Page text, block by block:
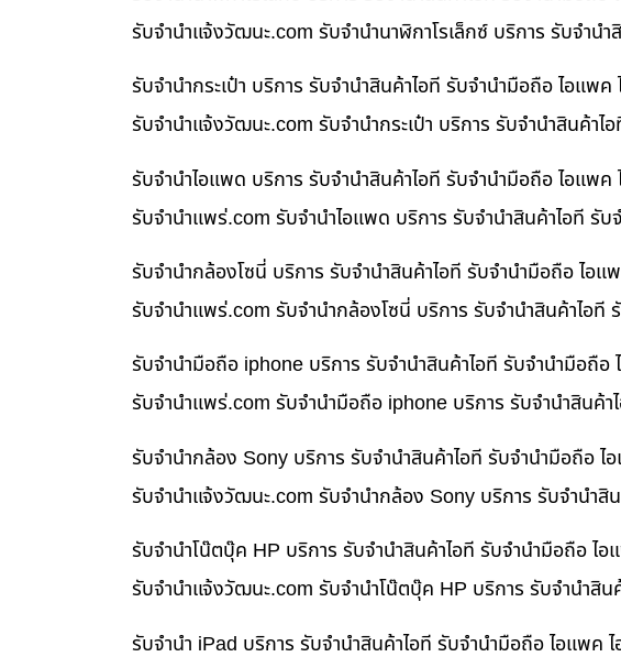
รับจํานําแจ้งวัฒนะ.com รับจำนำนาฬิกาโรเล็กซ์ บริการ รับจำน
รับจำนำกระเป๋า บริการ รับจำนำสินค้าไอที รับจำนำมือถือ ไอแพ
รับจํานําแจ้งวัฒนะ.com รับจำนำกระเป๋า บริการ รับจำนำสินค้า
รับจำนำไอแพด บริการ รับจำนำสินค้าไอที รับจำนำมือถือ ไอแพ
รับจํานําแพร่.com รับจำนำไอแพด บริการ รับจำนำสินค้าไอที รั
รับจำนำกล้องโซนี่ บริการ รับจำนำสินค้าไอที รับจำนำมือถือ ไอ
รับจํานําแพร่.com รับจำนำกล้องโซนี่ บริการ รับจำนำสินค้าไอ
รับจำนำมือถือ iphone บริการ รับจำนำสินค้าไอที รับจำนำมือถื
รับจํานําแพร่.com รับจำนำมือถือ iphone บริการ รับจำนำสินค้
รับจำนำกล้อง Sony บริการ รับจำนำสินค้าไอที รับจำนำมือถือ
รับจํานําแจ้งวัฒนะ.com รับจำนำกล้อง Sony บริการ รับจำนำ
รับจำนำโน๊ตบุ๊ค HP บริการ รับจำนำสินค้าไอที รับจำนำมือถือ ไ
รับจํานําแจ้งวัฒนะ.com รับจำนำโน๊ตบุ๊ค HP บริการ รับจำนำสิ
รับจำนำ iPad บริการ รับจำนำสินค้าไอที รับจำนำมือถือ ไอแพค